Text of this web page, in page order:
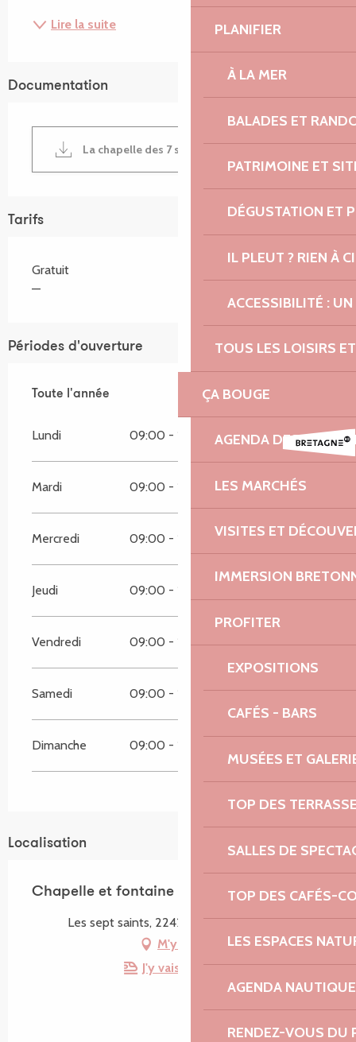
PLANIFIER
À LA MER
BALADES ET
PATRIMOINE ET
DÉGUSTATION ET
IL PLEUT ? RIEN À
ACCESSIBILITÉ :
TOUS LES LOISIRS
ÇA BOUGE
AGENDA DES
LES MARCHÉS
VISITES ET
IMMERSION
PROFITER
EXPOSITIONS
CAFÉS - BARS
MUSÉES ET
TOP DES
SALLES DE
TOP DES CAFÉS-
LES ESPACES
AGENDA NAUTIQUE
RENDEZ-VOUS DU
Lire la suite
Documentation
La chapelle des 7 saints au Vieux Marché
Tarifs
Gratuit
—
Périodes d'ouverture
Toute l'année
Toute l'année
Lundi 09:00 - 18:00
Mardi 09:00 - 18:00
Mercredi 09:00 - 18:00
Jeudi 09:00 - 18:00
Vendredi 09:00 - 18:00
Samedi 09:00 - 18:00
Dimanche 09:00 - 18:00
Localisation
Chapelle et fontaine des Sept-Saints
Les sept saints, 22420 Le Vieux-Marché
M'y rendre
J'y vais en train !